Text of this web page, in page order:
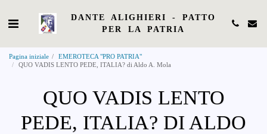
DANTE ALIGHIERI - PATTO
PER LA PATRIA
Pagina iniziale
EMEROTECA "PRO PATRIA"
QUO VADIS LENTO PEDE, ITALIA? di Aldo A. Mola
QUO VADIS LENTO
PEDE, ITALIA? DI ALDO